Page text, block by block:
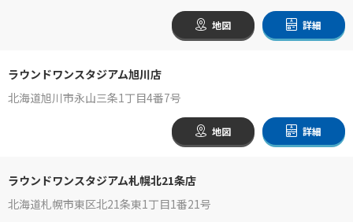
地図 詳細
ラウンドワンスタジアム旭川店
北海道旭川市永山三条1丁目4番7号
地図 詳細
ラウンドワンスタジアム札幌北21条店
北海道札幌市東区北21条東1丁目1番21号